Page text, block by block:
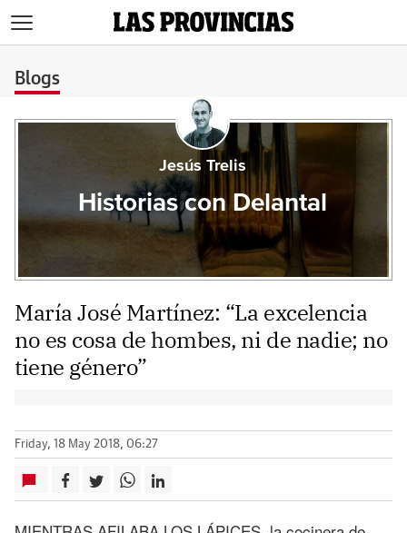
Blogs
Jesús Trelis
Historias con Delantal
María José Martínez: “La excelencia
no es cosa de hombes, ni de nadie; no
tiene género”
Friday, 18 May 2018, 06:27